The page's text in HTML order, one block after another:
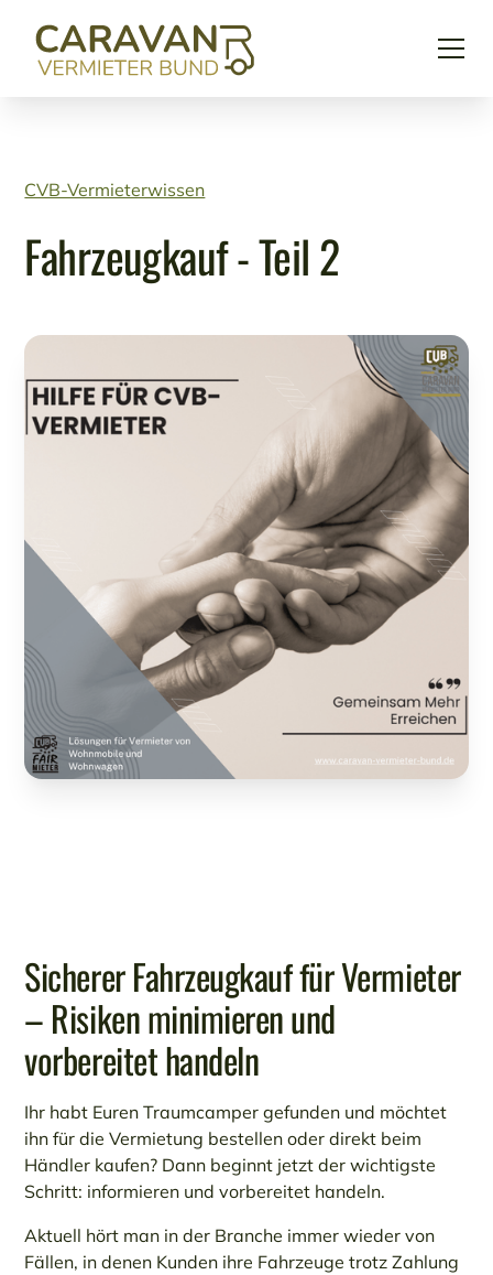
CVB-Vermieterwissen
Fahrzeugkauf - Teil 2
Sicherer Fahrzeugkauf für Vermieter
– Risiken minimieren und
vorbereitet handeln
Ihr habt Euren Traumcamper gefunden und möchtet
ihn für die Vermietung bestellen oder direkt beim
Händler kaufen? Dann beginnt jetzt der wichtigste
Schritt: informieren und vorbereitet handeln.
Aktuell hört man in der Branche immer wieder von
Fällen, in denen Kunden ihre Fahrzeuge trotz Zahlung